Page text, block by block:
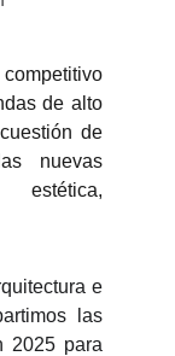
de alto
de
nuevas
estética,
e
las
2025 para